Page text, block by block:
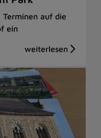
auf die
ein